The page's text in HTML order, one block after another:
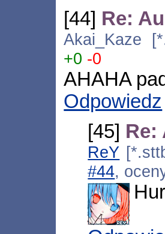
[44] Re:
Akai_Kaze
+0 -0
AHAHA
Odpowiedz
[45] Re:
ReY
#44,